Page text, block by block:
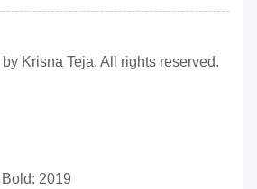
Krisna Teja. All rights reserved.
2019